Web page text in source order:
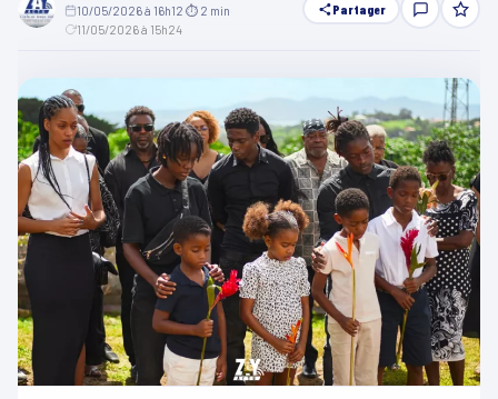
10/05/2026 à 16h12 ⏱ 2 min
11/05/2026 à 15h24
Partager